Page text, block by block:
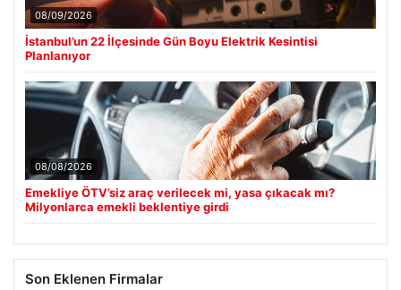
08/09/2026
İstanbul’un 22 İlçesinde Gün Boyu Elektrik Kesintisi
Planlanıyor
08/08/2026
Emekliye ÖTV’siz araç verilecek mi, yasa çıkacak mı?
Milyonlarca emekli beklentiye girdi
Son Eklenen Firmalar